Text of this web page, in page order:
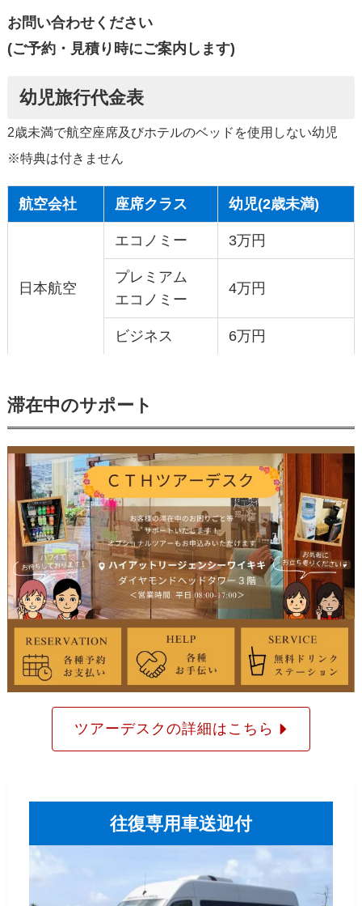
お問い合わせください
(ご予約・見積り時にご案内します)
幼児旅行代金表
2歳未満で航空座席及びホテルのベッドを使用しない幼児
※特典は付きません
航空会社 座席クラス 幼児(2歳未満)
日本航空
エコノミー 3万円
プレミアム
エコノミー
4万円
ビジネス 6万円
滞在中のサポート
ツアーデスクの詳細はこちら
往復専用車送迎付